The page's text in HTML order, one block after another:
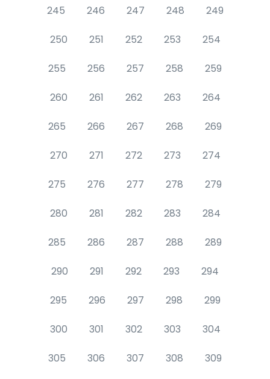
245 246 247 248 249
250 251 252 253 254
255 256 257 258 259
260 261 262 263 264
265 266 267 268 269
270 271 272 273 274
275 276 277 278 279
280 281 282 283 284
285 286 287 288 289
290 291 292 293 294
295 296 297 298 299
300 301 302 303 304
305 306 307 308 309